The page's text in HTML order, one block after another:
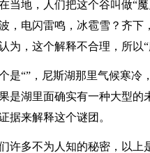
当地，人们把这个谷叫做“
，电闪雷鸣，冰雹雪？齐下
为，这个解释不合理，所以
是“”，尼斯湖那里气候寒冷
是湖里面确实有一种大型
据来解释这个谜团。
许多不为人知的秘密，以上